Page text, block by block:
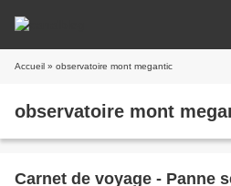
Accueil » observatoire mont megantic
observatoire mont
Carnet de voyage - Panne